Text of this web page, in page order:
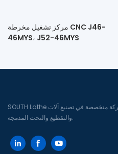
مركز تشغيل مخرطة CNC J46-
46MYS، J52-46MYS
SOUTH Lathe هي شركة متخصصة في تصنيع آلات CNC لأدوات الطحن والحفر
والتقطيع والنحت المدمجة.